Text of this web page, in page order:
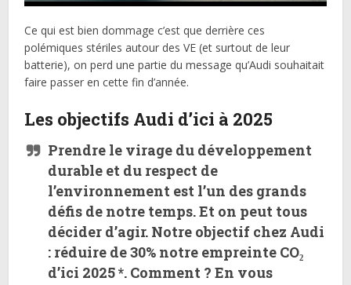
Ce qui est bien dommage c’est que derrière ces
polémiques stériles autour des VE (et surtout de leur
batterie), on perd une partie du message qu’Audi souhaitait
faire passer en cette fin d’année.
Les objectifs Audi d’ici à 2025
Prendre le virage du développement
durable et du respect de
l’environnement est l’un des grands
défis de notre temps. Et on peut tous
décider d’agir. Notre objectif chez Audi
: réduire de 30% notre empreinte CO₂
d’ici 2025 *. Comment ? En vous